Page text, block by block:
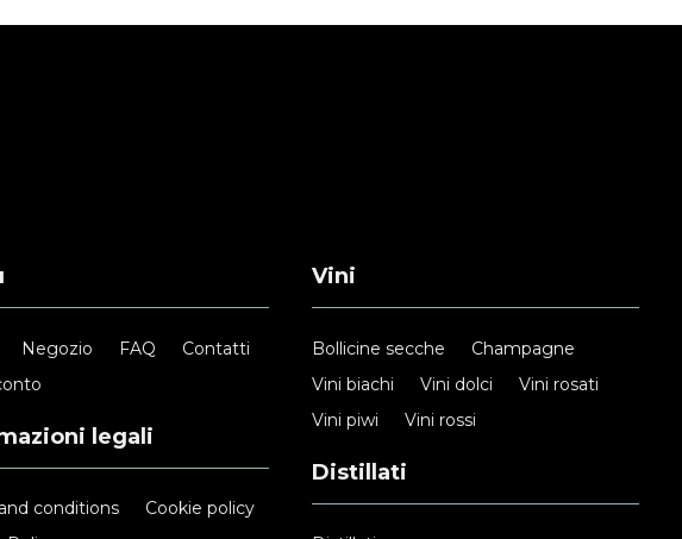
Negozio FAQ
Contatti
legali
conditions
Cookie policy
Vini
Bollicine secche
Champagne
Vini biachi
Vini dolci
Vini rosati
Vini piwi
Vini rossi
Distillati